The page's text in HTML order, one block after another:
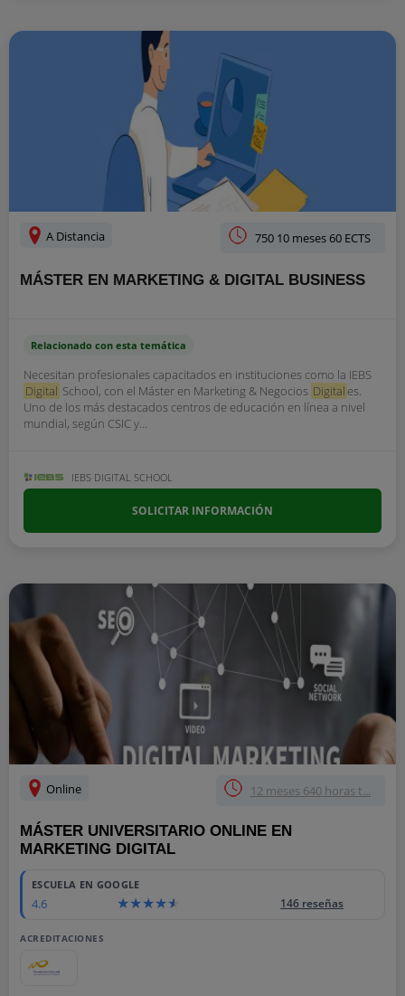
A Distancia 750 10 meses 60 ECTS
MÁSTER EN MARKETING & DIGITAL BUSINESS
Relacionado con esta temática
Necesitan profesionales capacitados en instituciones como la IEBS
Digital School, con el Máster en Marketing & Negocios Digital es.
Uno de los más destacados centros de educación en línea a nivel
mundial, según CSIC y...
IEBS DIGITAL SCHOOL
SOLICITAR INFORMACIÓN
Online 12 meses 640 horas t...
MÁSTER UNIVERSITARIO ONLINE EN
MARKETING DIGITAL
ESCUELA EN GOOGLE
4.6 146 reseñas
ACREDITACIONES